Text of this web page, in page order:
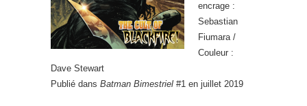
encrage :
Sebastian
Fiumara /
Couleur :
Dave Stewart
Publié dans Batman Bimestriel #1 en juillet 2019